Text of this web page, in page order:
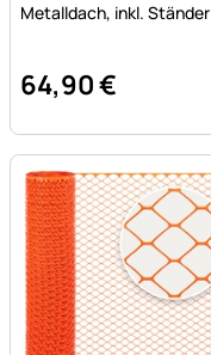
Metalldach, inkl. Ständer
64,90€